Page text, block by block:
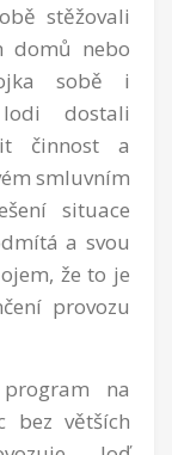
stěžovali
domů nebo
sobě i
dostali
činnost a
smluvním
situace
a svou
že to je
provozu
na
bez větších